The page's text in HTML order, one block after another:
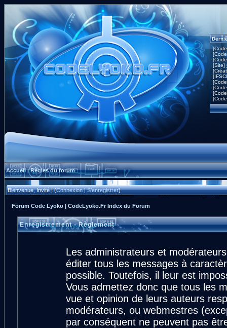
[Site]
Accueil|Règles du forum
Bienvenue, Invité ! (Connexion|S'enregistrer)
Forum Code Lyoko | CodeLyoko.Fr Index du Forum
Enregistrement - Règlement
Les administrateurs et
éditer tous les messages à
possible. Toutefois, il leur est
Vous admettez donc que tous les
vue et opinion de leurs auteurs
modérateurs, ou webmestres
par conséquent ne peuvent pas